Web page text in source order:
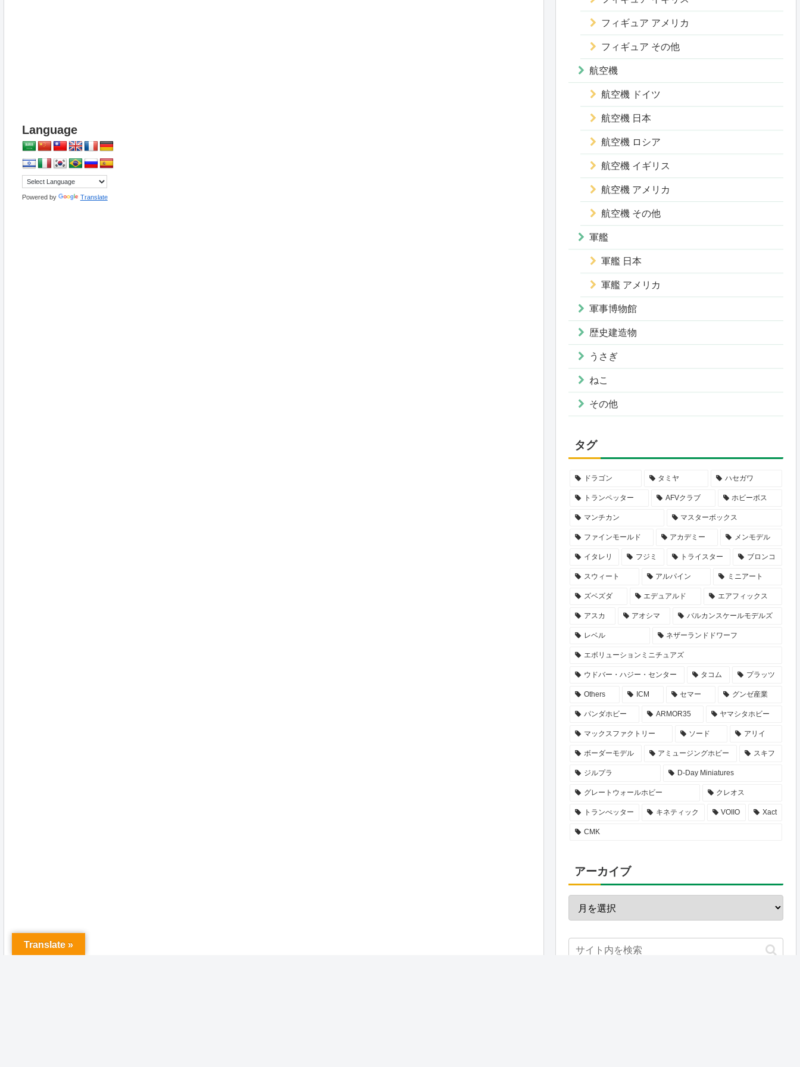
Language
Powered by Translate
フィギュア アメリカ
フィギュア その他
航空機
航空機 ドイツ
航空機 日本
航空機 ロシア
航空機 イギリス
航空機 アメリカ
航空機 その他
軍艦
軍艦 日本
軍艦 アメリカ
軍事博物館
歴史建造物
うさぎ
ねこ
その他
タグ
ドラゴン タミヤ ハセガワ
トランペッター AFVクラブ ホビーボス
マンチカン マスターボックス
ファインモールド アカデミー メンモデル
イタレリ フジミ トライスター ブロンコ
スウィート アルパイン ミニアート
ズベズダ エデュアルド エアフィックス
アスカ アオシマ バルカンスケールモデルズ
レベル ネザーランドドワーフ
エボリューションミニチュアズ
ウドバー・ハジー・センター タコム プラッツ
Others ICM セマー グンゼ産業
パンダホビー ARMOR35 ヤマシタホビー
マックスファクトリー ソード アリイ
ボーダーモデル アミュージングホビー スキフ
ジルプラ D-Day Miniatures
グレートウォールホビー クレオス
トランぺッター キネティック VOIIO Xact
CMK
アーカイブ
Translate »